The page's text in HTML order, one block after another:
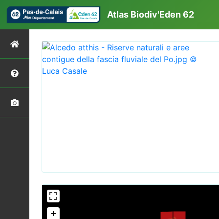
Atlas Biodiv'Eden 62
+